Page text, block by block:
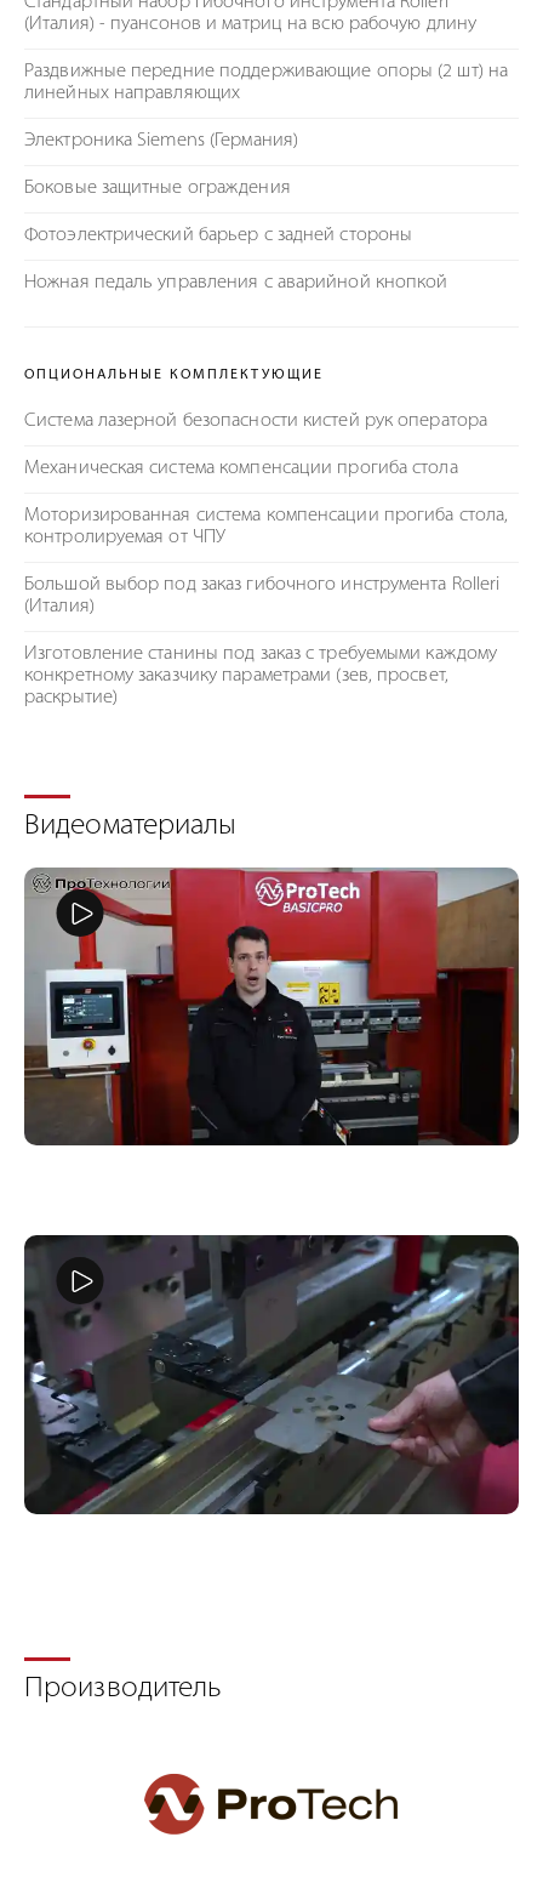
(Италия) - пуансонов и матриц на всю рабочую длину
Раздвижные передние поддерживающие опоры (2 шт) на
линейных направляющих
Электроника Siemens (Германия)
Боковые защитные ограждения
Фотоэлектрический барьер с задней стороны
Ножная педаль управления с аварийной кнопкой
ОПЦИОНАЛЬНЫЕ КОМПЛЕКТУЮЩИЕ
Система лазерной безопасности кистей рук оператора
Механическая система компенсации прогиба стола
Моторизированная система компенсации прогиба стола,
контролируемая от ЧПУ
Большой выбор под заказ гибочного инструмента Rolleri
(Италия)
Изготовление станины под заказ с требуемыми каждому
конкретному заказчику параметрами (зев, просвет,
раскрытие)
Видеоматериалы
Производитель